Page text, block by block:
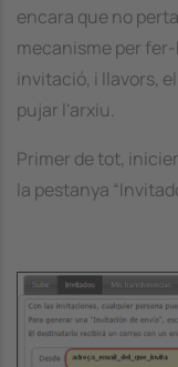
encara que no
mecanisme per
invitació, i llavors,
pujar l'arxiu.
Primer de tot,
la pestanya
Image